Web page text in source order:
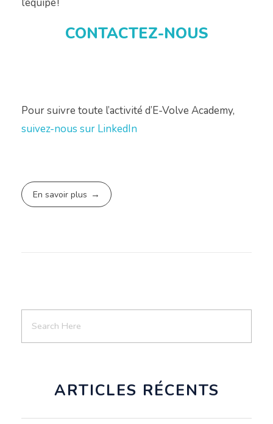
l’équipe !
CONTACTEZ-NOUS
Pour suivre toute l’activité d’E-Volve Academy,
suivez-nous sur LinkedIn
En savoir plus
ARTICLES RÉCENTS